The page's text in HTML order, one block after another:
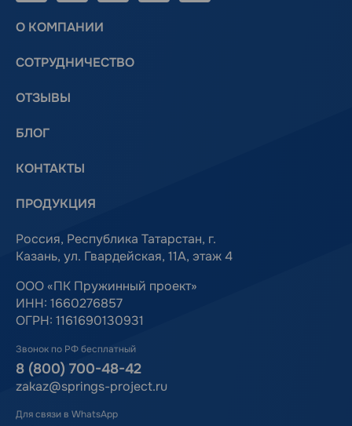
О КОМПАНИИ
СОТРУДНИЧЕСТВО
ОТЗЫВЫ
БЛОГ
КОНТАКТЫ
ПРОДУКЦИЯ
Россия, Республика Татарстан, г.
Казань, ул. Гвардейская, 11А, этаж 4
ООО «ПК Пружинный проект»
ИНН: 1660276857
ОГРН: 1161690130931
Звонок по РФ бесплатный
8 (800) 700-48-42
zakaz@springs-project.ru
Для связи в WhatsApp